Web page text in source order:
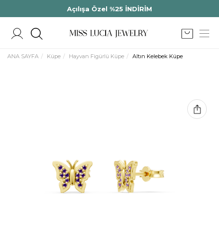
Açılışa Özel %25 İNDİRİM
ANA SAYFA Küpe Hayvan Figürlü Küpe Altın Kelebek Küpe